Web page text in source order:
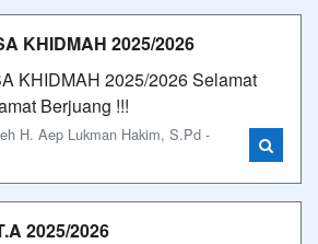
KHIDMAH 2025/2026
KHIDMAH 2025/2026 Selamat
Berjuang !!!
H. Aep Lukman Hakim, S.Pd -
2025/2026